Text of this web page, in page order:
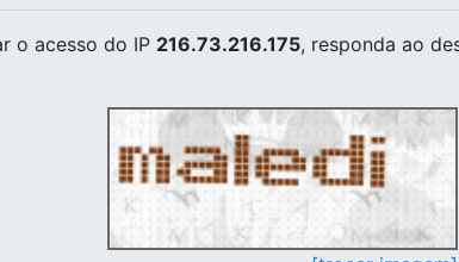
o acesso do IP 216.73.216.175, responda ao